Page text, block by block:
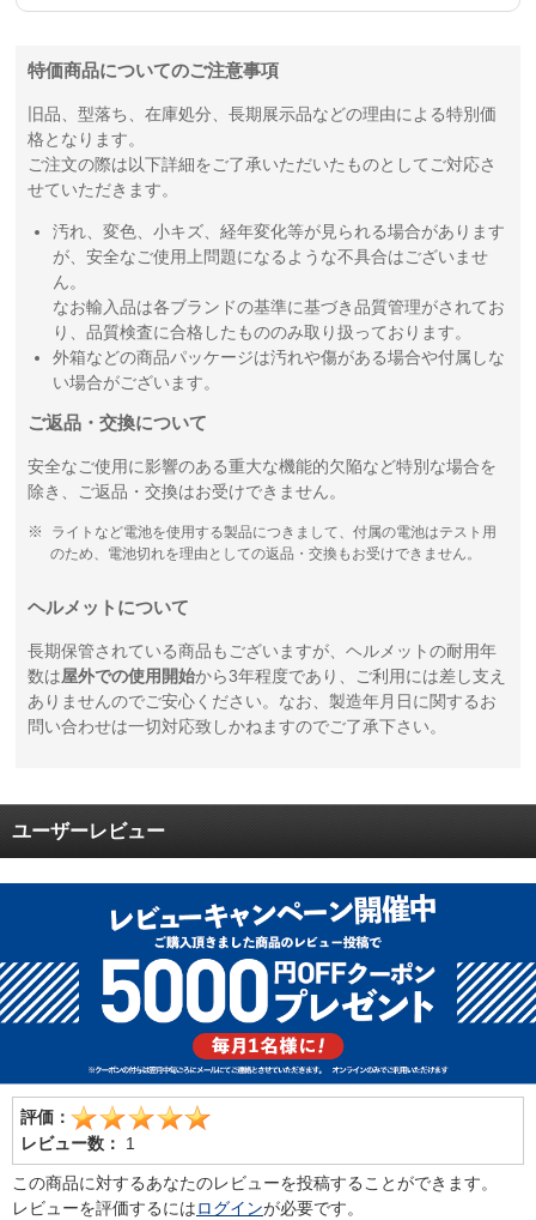
特価商品についてのご注意事項
旧品、型落ち、在庫処分、長期展示品などの理由による特別価
格となります。
ご注文の際は以下詳細をご了承いただいたものとしてご対応さ
せていただきます。
汚れ、変色、小キズ、経年変化等が見られる場合があります
が、安全なご使用上問題になるような不具合はございませ
ん。
なお輸入品は各ブランドの基準に基づき品質管理がされてお
り、品質検査に合格したもののみ取り扱っております。
外箱などの商品パッケージは汚れや傷がある場合や付属しな
い場合がございます。
ご返品・交換について
安全なご使用に影響のある重大な機能的欠陥など特別な場合を
除き、ご返品・交換はお受けできません。
ライトなど電池を使用する製品につきまして、付属の電池はテスト用
のため、電池切れを理由としての返品・交換もお受けできません。
ヘルメットについて
長期保管されている商品もございますが、ヘルメットの耐用年
数は屋外での使用開始から3年程度であり、ご利用には差し支え
ありませんのでご安心ください。なお、製造年月日に関するお
問い合わせは一切対応致しかねますのでご了承下さい。
ユーザーレビュー
評価：
レビュー数：
1
この商品に対するあなたのレビューを投稿することができます。
レビューを評価するにはログインが必要です。